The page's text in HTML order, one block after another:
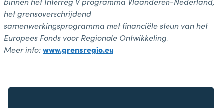
het grensoverschrijdend
samenwerkingsprogramma met financiële steun van het
Europees Fonds voor Regionale Ontwikkeling.
Meer info:www.grensregio.eu